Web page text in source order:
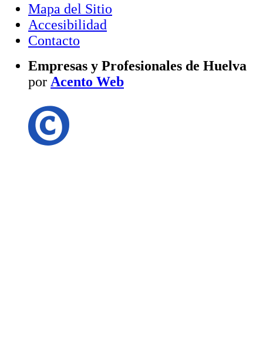
Mapa del Sitio
Accesibilidad
Contacto
Empresas y Profesionales de Huelva
por Acento Web